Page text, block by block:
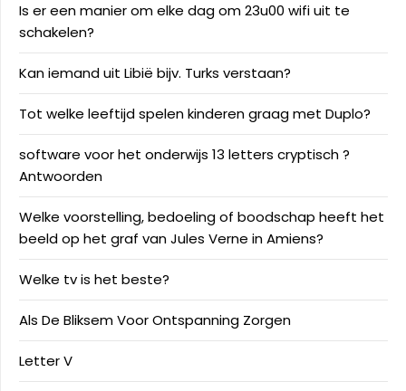
Is er een manier om elke dag om 23u00 wifi uit te
schakelen?
Kan iemand uit Libië bijv. Turks verstaan?
Tot welke leeftijd spelen kinderen graag met Duplo?
software voor het onderwijs 13 letters cryptisch ?
Antwoorden
Welke voorstelling, bedoeling of boodschap heeft het
beeld op het graf van Jules Verne in Amiens?
Welke tv is het beste?
Als De Bliksem Voor Ontspanning Zorgen
Letter V